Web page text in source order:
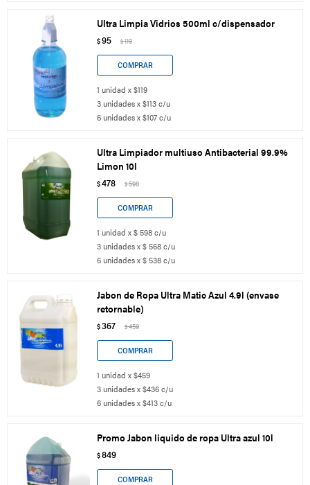
Ultra Limpia Vidrios 500ml c/dispensador
$95 $119
1 unidad x $119
3 unidades x $113 c/u
6 unidades x $107 c/u
Ultra Limpiador multiuso Antibacterial 99.9%
Limon 10l
$478 $598
1 unidad x $ 598 c/u
3 unidades x $ 568 c/u
6 unidades x $ 538 c/u
Jabon de Ropa Ultra Matic Azul 4.9l (envase
retornable)
$367 $459
1 unidad x $459
3 unidades x $436 c/u
6 unidades x $413 c/u
Promo Jabon liquido de ropa Ultra azul 10l
$849